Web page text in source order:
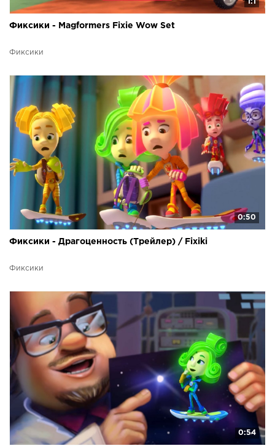
1:1
Фиксики - Magformers Fixie Wow Set
Фиксики
0:50
Фиксики - Драгоценность (Трейлер) / Fixiki
Фиксики
0:54